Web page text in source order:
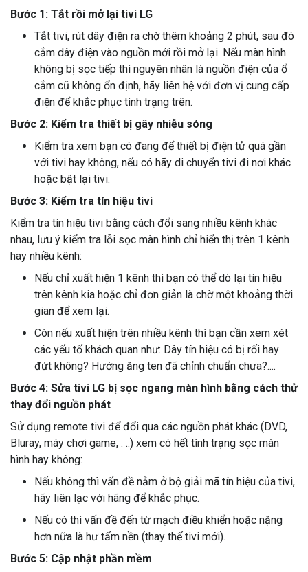
Bước 1: Tắt rồi mở lại tivi LG
Tắt tivi, rút dây điện ra chờ thêm khoảng 2 phút, sau đó
cắm dây điện vào nguồn mới rồi mở lại. Nếu màn hình
không bị sọc tiếp thì nguyên nhân là nguồn điện của ổ
cắm cũ không ổn định, hãy liên hệ với đơn vị cung cấp
điện để khắc phục tình trạng trên.
Bước 2: Kiểm tra thiết bị gây nhiễu sóng
Kiểm tra xem bạn có đang để thiết bị điện tử quá gần
với tivi hay không, nếu có hãy di chuyển tivi đi nơi khác
hoặc bật lại tivi.
Bước 3: Kiểm tra tín hiệu tivi
Kiểm tra tín hiệu tivi bằng cách đổi sang nhiều kênh khác
nhau, lưu ý kiểm tra lỗi sọc màn hình chỉ hiển thị trên 1 kênh
hay nhiều kênh:
Nếu chỉ xuất hiện 1 kênh thì bạn có thể dò lại tín hiệu
trên kênh kia hoặc chỉ đơn giản là chờ một khoảng thời
gian để xem lại.
Còn nếu xuất hiện trên nhiều kênh thì bạn cần xem xét
các yếu tố khách quan như: Dây tín hiệu có bị rối hay
đứt không? Hướng ăng ten đã chỉnh chuẩn chưa?....
Bước 4: Sửa tivi LG bị sọc ngang màn hình bằng cách thử
thay đổi nguồn phát
Sử dụng remote tivi để đổi qua các nguồn phát khác (DVD,
Bluray, máy chơi game, . ..) xem có hết tình trạng sọc màn
hình hay không:
Nếu không thì vấn đề nằm ở bộ giải mã tín hiệu của tivi,
hãy liên lạc với hãng để khắc phục.
Nếu có thì vấn đề đến từ mạch điều khiển hoặc nặng
hơn nữa là hư tấm nền (thay thế tivi mới).
Bước 5: Cập nhật phần mềm